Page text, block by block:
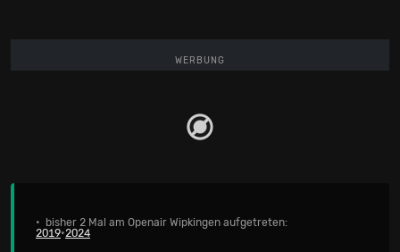
WERBUNG
• bisher 2 Mal am Openair Wipkingen aufgetreten:
2019•2024